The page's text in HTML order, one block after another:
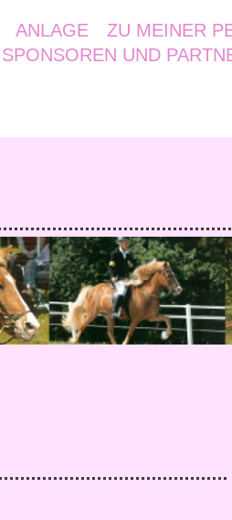
ANLAGE ZU MEINER
SPONSOREN UND